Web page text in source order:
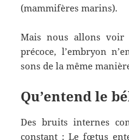
(mammifères marins).
Mais nous allons voir
précoce, l’embryon
sons de la même
Qu’entend le
Des bruits internes
constant : Le fœtus